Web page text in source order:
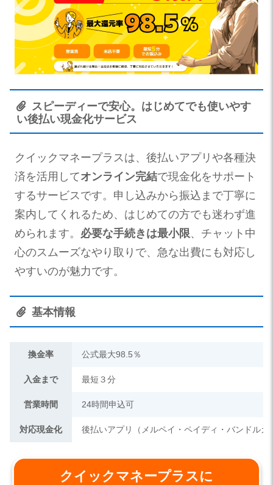
スピーディーで安心。はじめてでも使いやす
い後払い現金化サービス
クイックマネープラスは、後払いアプリや各種決
済を活用してオンライン完結で現金化をサポート
するサービスです。申し込みから振込まで丁寧に
案内してくれるため、はじめての方でも迷わず進
められます。 必要な手続きは最小限、チャット中
心のスムーズなやり取りで、急な出費にも対応し
やすいのが魅力です。
基本情報
換金率 公式最大98.5％
入金まで 最短３分
営業時間 24時間申込可
対応現金化 後払いアプリ（メルペイ・ペイディ・バンドル
クイックマネープラスに